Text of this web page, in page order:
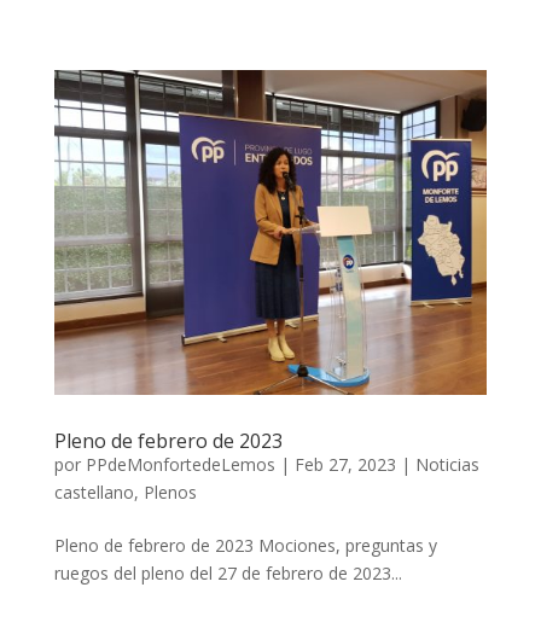
Pleno de febrero de 2023
por PPdeMonfortedeLemos | Feb 27, 2023 | Noticias
castellano, Plenos
Pleno de febrero de 2023 Mociones, preguntas y
ruegos del pleno del 27 de febrero de 2023...